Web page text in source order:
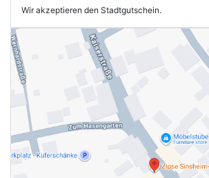
Wir akzeptieren den Stadtgutschein.